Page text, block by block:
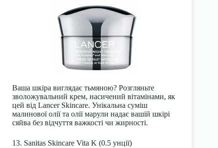
Ваша шкіра виглядає тьмяною? Розгляньте
зволожувальний крем, насичений вітамінами, як
цей від Lancer Skincare. Унікальна суміш
малинової олії та олії марули надає вашій шкірі
сяйва без відчуття важкості чи жирності.
13. Sanitas Skincare Vita K (0.5 унції)